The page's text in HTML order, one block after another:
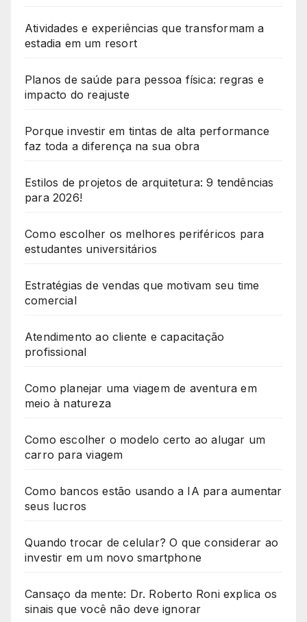
Atividades e experiências que transformam a
estadia em um resort
Planos de saúde para pessoa física: regras e
impacto do reajuste
Porque investir em tintas de alta performance
faz toda a diferença na sua obra
Estilos de projetos de arquitetura: 9 tendências
para 2026!
Como escolher os melhores periféricos para
estudantes universitários
Estratégias de vendas que motivam seu time
comercial
Atendimento ao cliente e capacitação
profissional
Como planejar uma viagem de aventura em
meio à natureza
Como escolher o modelo certo ao alugar um
carro para viagem
Como bancos estão usando a IA para aumentar
seus lucros
Quando trocar de celular? O que considerar ao
investir em um novo smartphone
Cansaço da mente: Dr. Roberto Roni explica os
sinais que você não deve ignorar